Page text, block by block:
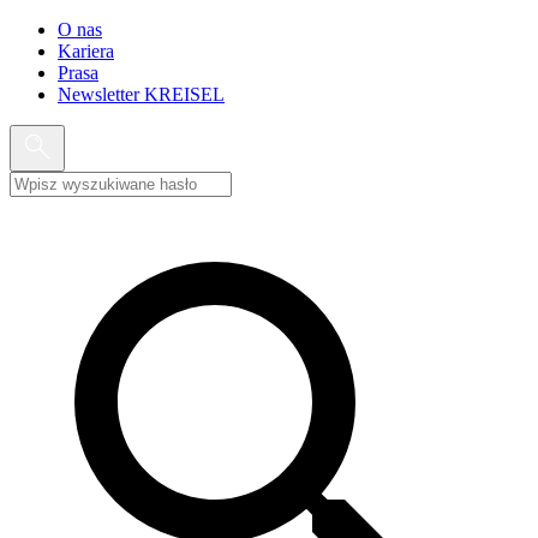
O nas
Kariera
Prasa
Newsletter KREISEL